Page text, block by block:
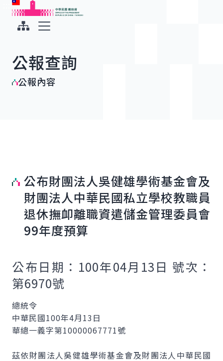
跳到主要內容
中華民國總統府
公報查詢
公報內容
公布財團法人吳健雄學術基金會及
財團法人中華民國私立學校教職員
退休撫卹離職資遣儲金管理委員會
99年度預算
公布日期：100年04月13日 號次：
第6970號
總統令
中華民國100年4月13日
華總一義字第10000067771號
茲依財團法人吳健雄學術基金會及財團法人中華民國